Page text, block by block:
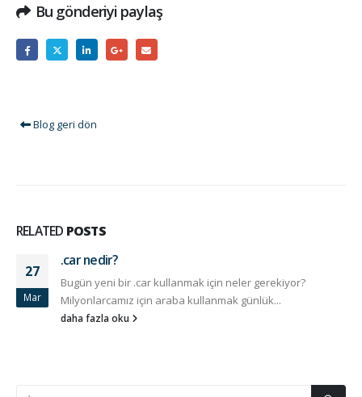
Bu gönderiyi paylaş
Blog geri dön
RELATED POSTS
27
Mar
.car nedir?
Bugün yeni bir .car kullanmak için neler gerekiyor?
Milyonlarcamız için araba kullanmak günlük...
daha fazla oku